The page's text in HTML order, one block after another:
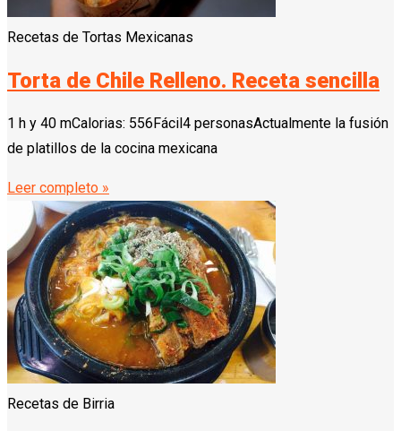
Recetas de Tortas Mexicanas
Torta de Chile Relleno. Receta sencilla
1 h y 40 mCalorias: 556Fácil4 personasActualmente la fusión
de platillos de la cocina mexicana
Leer completo »
Recetas de Birria